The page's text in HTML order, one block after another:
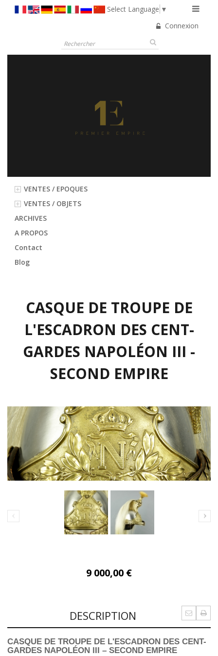
Select Language ▼
Connexion
VENTES / EPOQUES
VENTES / OBJETS
ARCHIVES
A PROPOS
Contact
Blog
CASQUE DE TROUPE DE
L'ESCADRON DES CENT-
GARDES NAPOLÉON III -
SECOND EMPIRE
9 000,00 €
DESCRIPTION
CASQUE DE TROUPE DE L'ESCADRON DES CENT-
GARDES NAPOLÉON III – SECOND EMPIRE